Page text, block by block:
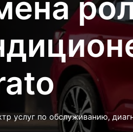
услуг по обслуживанию,